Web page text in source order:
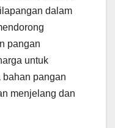
dalam
pangan
untuk
bahan pangan
menjelang dan